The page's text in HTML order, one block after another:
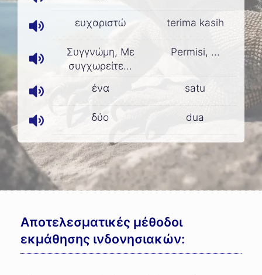
ευχαριστώ terima kasih
Συγγνώμη, Με
συγχωρείτε...
Permisi, ...
ένα satu
δύο dua
Αποτελεσματικές μέθοδοι
εκμάθησης ινδονησιακών: